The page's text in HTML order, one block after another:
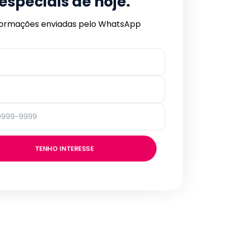
enviadas pelo WhatsApp
TENHO INTERESSE